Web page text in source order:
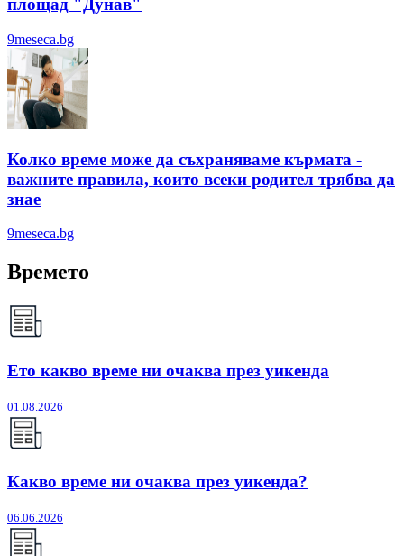
площад "Дунав"
9meseca.bg
Колко време може да съхраняваме кърмата -
важните правила, които всеки родител трябва да
знае
9meseca.bg
Времето
Ето какво време ни очаква през уикенда
01.08.2026
Какво време ни очаква през уикенда?
06.06.2026